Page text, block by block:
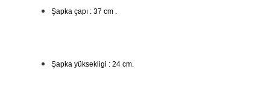
Şapka çapı : 37 cm .
Şapka yüksekligi : 24 cm.